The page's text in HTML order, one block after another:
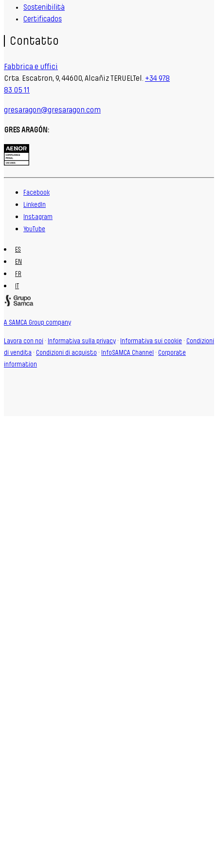
Sostenibilità
Certificados
Contatto
Fabbrica e uffici
Crta. Escatron, 9, 44600, Alcañiz TERUELTel. +34 978
83 05 11
gresaragon@gresaragon.com
GRES ARAGÓN:
Facebook
LinkedIn
Instagram
YouTube
ES
EN
FR
IT
A SAMCA Group company
Lavora con noi · Informativa sulla privacy · Informativa sui cookie · Condizioni
di vendita · Condizioni di acquisto · InfoSAMCA Channel · Corporate
information